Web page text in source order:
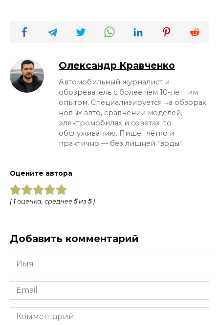
Олександр Кравченко
Автомобильный журналист и
обозреватель с более чем 10-летним
опытом. Специализируется на обзорах
новых авто, сравнении моделей,
электромобилях и советах по
обслуживанию. Пишет чётко и
практично — без лишней "воды".
Оцените автора
( 1 оценка, среднее 5из 5)
Добавить комментарий
Имя
*
Email
*
Комментарий